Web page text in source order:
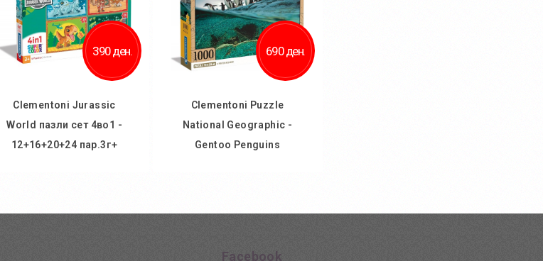
390 ден.
Clementoni Jurassic
World пазли сет 4во1 -
12+16+20+24 пар.3г+
690 ден.
Clementoni Puzzle
National Geographic -
Gentoo Penguins
Facebook